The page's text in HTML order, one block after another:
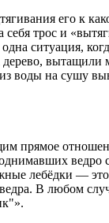
его к
себя трос и
ситуация,
дерево,
воды на сушу
прямое
ведро
лебёдки —
В любом